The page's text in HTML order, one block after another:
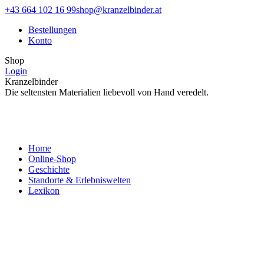
Zum
springen
Facebook
opens
window
Instagram
opens
window
+43 664 102 16 99shop@kranzelbinder.at
Bestellungen
Konto
Shop
Login
Kranzelbinder
Die seltensten Materialien liebevoll von Hand veredelt.
Home
Online-Shop
Geschichte
Standorte & Erlebniswelten
Lexikon